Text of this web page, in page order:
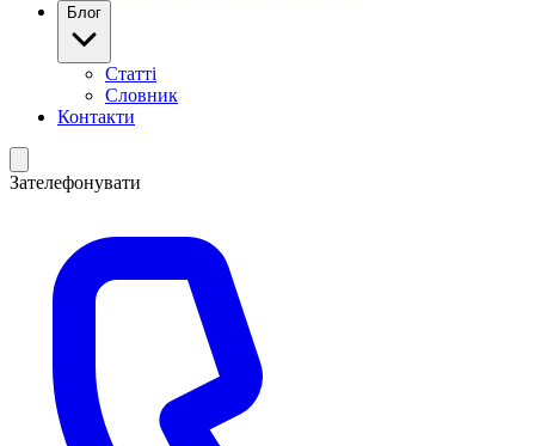
Блог
Статті
Словник
Контакти
Зателефонувати